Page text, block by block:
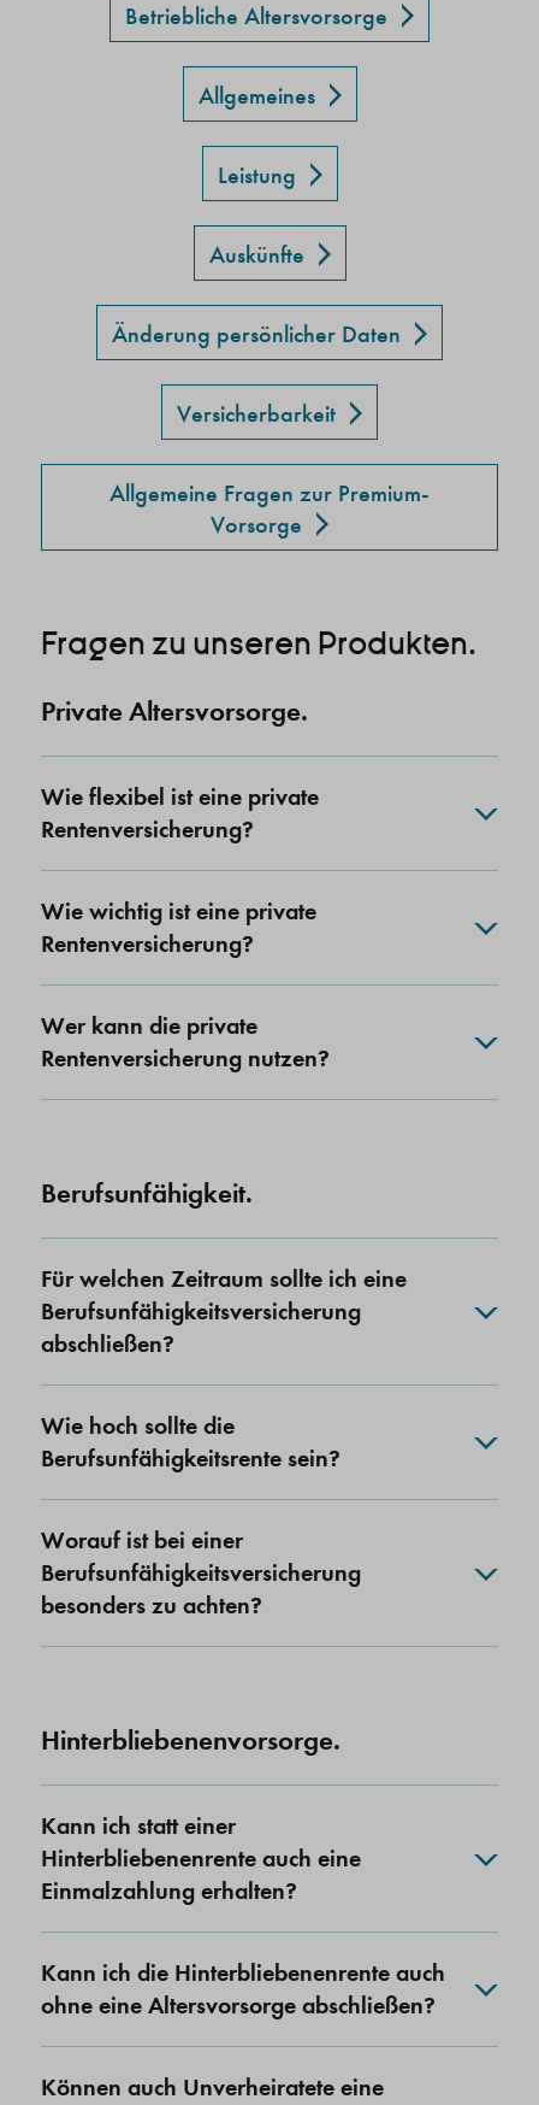
Betriebliche Altersvorsorge
Allgemeines
Leistung
Auskünfte
Änderung persönlicher Daten
Versicherbarkeit
Allgemeine Fragen zur Premium-
Vorsorge
Fragen zu unseren Produkten.
Private Altersvorsorge.
Wie flexibel ist eine private
Rentenversicherung?
Wie wichtig ist eine private
Rentenversicherung?
Wer kann die private
Rentenversicherung nutzen?
Berufsunfähigkeit.
Für welchen Zeitraum sollte ich eine
Berufsunfähigkeitsversicherung
abschließen?
Wie hoch sollte die
Berufsunfähigkeitsrente sein?
Worauf ist bei einer
Berufsunfähigkeitsversicherung
besonders zu achten?
Hinterbliebenenvorsorge.
Kann ich statt einer
Hinterbliebenenrente auch eine
Einmalzahlung erhalten?
Kann ich die Hinterbliebenenrente auch
ohne eine Altersvorsorge abschließen?
Können auch Unverheiratete eine